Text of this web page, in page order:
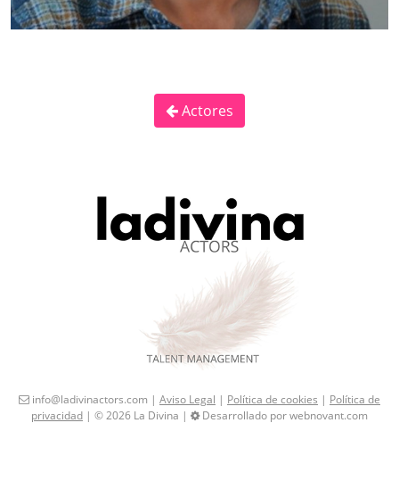
Actores
info@ladivinactors.com | Aviso Legal | Política de cookies | Política de
privacidad | © 2026 La Divina | Desarrollado por webnovant.com